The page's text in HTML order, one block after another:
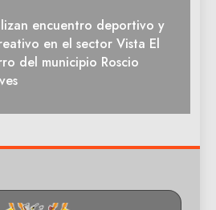
encuentro deportivo y
en el sector Vista El
del municipio Roscio